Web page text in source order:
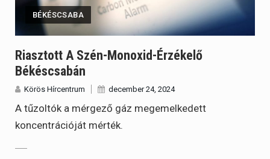
BÉKÉSCSABA
Riasztott A Szén-Monoxid-Érzékelő
Békéscsabán
Körös Hírcentrum december 24, 2024
A tűzoltók a mérgező gáz megemelkedett
koncentrációját mérték.